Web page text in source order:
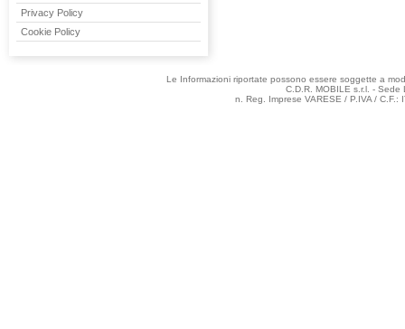
Privacy Policy
Cookie Policy
Le Informazioni riportate possono essere soggette a
C.D.R. MOBILE s.r.l. -
n. Reg. Imprese VARESE / P.IVA /